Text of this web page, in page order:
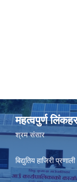
महत्वपुर्ण
श्रम संसार
बिद्युतिय हाजिरी प्रणाली